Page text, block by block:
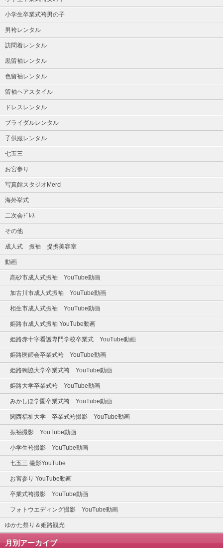
小学生卒業式袴男の子
男袴レンタル
訪問着レンタル
黒留袖レンタル
色留袖レンタル
留袖ヘアスタイル
ドレスレンタル
ブライダルレンタル
子供服レンタル
七五三
お宮参り
写真館スタジオMerci
海外挙式
二次会ﾄﾞﾚｽ
その他
成人式 振袖 提携美容室
動画
高砂市成人式振袖 YouTube動画
加古川市成人式振袖 YouTube動画
相生市成人式振袖 YouTube動画
姫路市成人式振袖 YouTube動画
姫路赤十字看護専門学校卒業式 YouTube動画
姫路医師会卒業式袴 YouTube動画
姫路獨協大学卒業式袴 YouTube動画
姫路大学卒業式袴 YouTube動画
みかしほ学園卒業式袴 YouTube動画
関西福祉大学 卒業式袴撮影 YouTube動画
振袖撮影 YouTube動画
小学生袴撮影 YouTube動画
七五三 撮影YouTube
お宮参り YouTube動画
卒業式袴撮影 YouTube動画
フォトウエディング撮影 YouTube動画
ゆかた祭り＆姫路観光
月別アーカイブ